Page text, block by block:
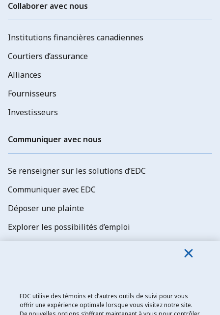
Collaborer avec nous
Institutions financières canadiennes
Courtiers d’assurance
Alliances
Fournisseurs
Investisseurs
Communiquer avec nous
Se renseigner sur les solutions d’EDC
Communiquer avec EDC
Déposer une plainte
Explorer les possibilités d’emploi
EDC utilise des témoins et d’autres outils de suivi pour vous
offrir une expérience optimale lorsque vous visitez notre site.